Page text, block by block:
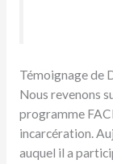
Témoignage de
Nous revenons
programme
incarcération.
auquel il a